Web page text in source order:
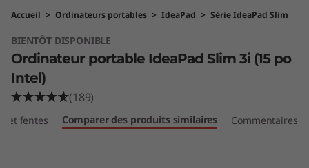
o
d
e
Accueil > Ordinateurs portables > IdeaPad > Série IdeaPad Slim
BIENTÔT DISPONIBLE
Ordinateur portable IdeaPad Slim 3i (15 po
Intel)
(189)
et fentes Comparer des produits similaires Commentaires